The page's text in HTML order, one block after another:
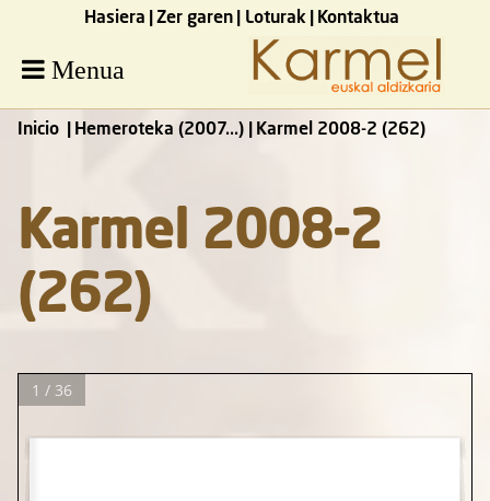
Hasiera Zer garen Loturak Kontaktua
Menua
Inicio Hemeroteka (2007...) Karmel 2008-2 (262)
Karmel 2008-2
(262)
1 / 36